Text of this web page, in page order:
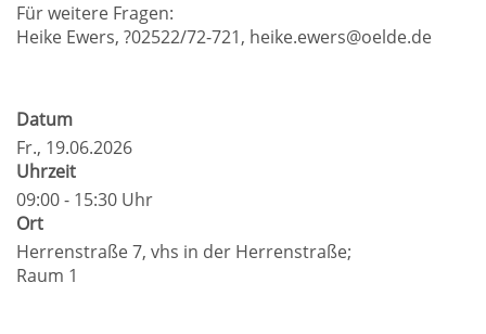
Für weitere Fragen:
Heike Ewers, ?02522/72-721, heike.ewers@oelde.de
Datum
Fr., 19.06.2026
Uhrzeit
09:00 - 15:30 Uhr
Ort
Herrenstraße 7, vhs in der Herrenstraße;
Raum 1